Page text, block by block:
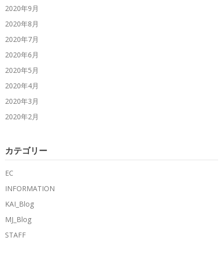
2020年9月
2020年8月
2020年7月
2020年6月
2020年5月
2020年4月
2020年3月
2020年2月
カテゴリー
EC
INFORMATION
KAI_Blog
MJ_Blog
STAFF